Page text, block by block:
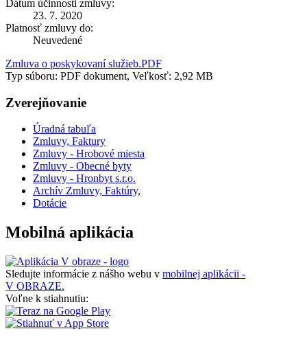
Dátum účinnosti zmluvy:
23. 7. 2020
Platnosť zmluvy do:
Neuvedené
Zmluva o poskykovaní služieb.PDF
Typ súboru: PDF dokument, Veľkosť: 2,92 MB
Zverejňovanie
Úradná tabuľa
Zmluvy, Faktury
Zmluvy - Hrobové miesta
Zmluvy - Obecné byty
Zmluvy - Hronbyt s.r.o.
Archív Zmluvy, Faktúry,
Dotácie
Mobilná aplikácia
Sledujte informácie z nášho webu v mobilnej aplikácii -
V OBRAZE.
Voľne k stiahnutiu: